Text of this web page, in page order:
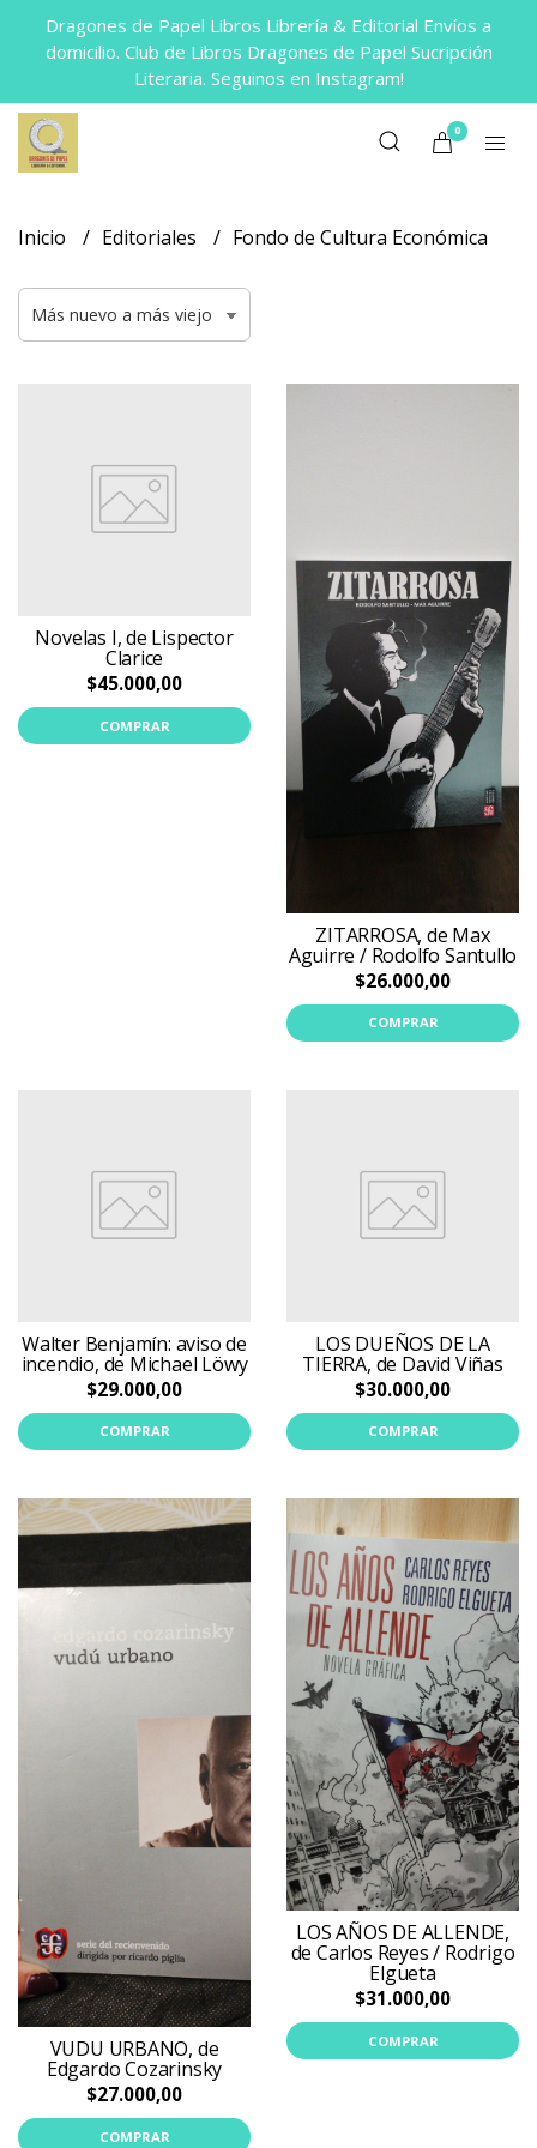
Dragones de Papel Libros Librería & Editorial Envíos a
domicilio. Club de Libros Dragones de Papel Sucripción
Literaria. Seguinos en Instagram!
0
Inicio Editoriales Fondo de Cultura Económica
Novelas I, de Lispector
Clarice
$45.000,00
COMPRAR
ZITARROSA, de Max
Aguirre / Rodolfo Santullo
$26.000,00
COMPRAR
Walter Benjamín: aviso de
incendio, de Michael Löwy
$29.000,00
COMPRAR
LOS DUEÑOS DE LA
TIERRA, de David Viñas
$30.000,00
COMPRAR
VUDU URBANO, de
Edgardo Cozarinsky
$27.000,00
COMPRAR
LOS AÑOS DE ALLENDE,
de Carlos Reyes / Rodrigo
Elgueta
$31.000,00
COMPRAR